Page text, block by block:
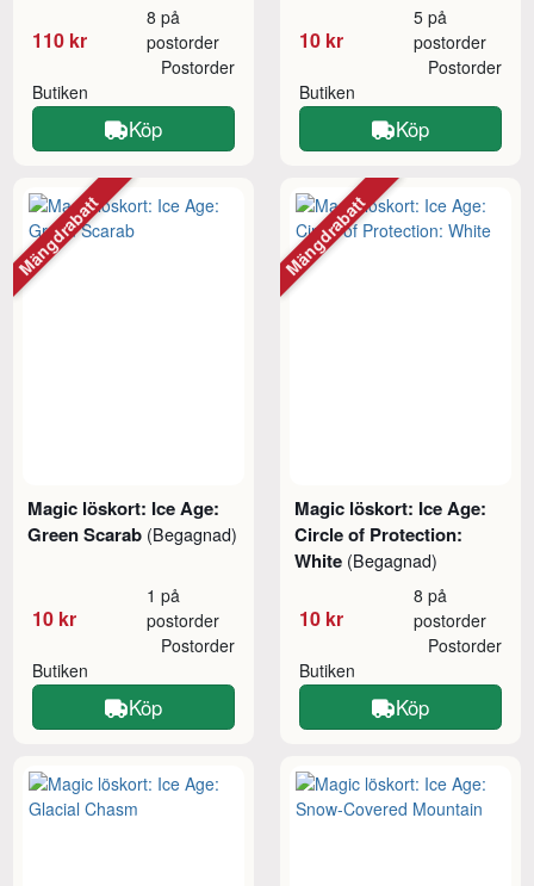
110 kr
8 på
postorder
Butiken
Postorder
Köp
10 kr
5 på
postorder
Butiken
Postorder
Köp
Magic löskort: Ice Age:
Green Scarab (Begagnad)
10 kr
1 på
postorder
Butiken
Postorder
Köp
Mängdrabatt
Magic löskort: Ice Age:
Circle of Protection:
White (Begagnad)
10 kr
8 på
postorder
Butiken
Postorder
Köp
Mängdrabatt